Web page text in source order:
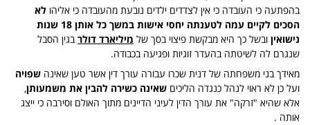
בהפתעה כי העובדה כי אין לצדדים ילדים נובעת מהעובדה כי אליהו לא
הסכים לקיים עמה לטענתה יחסי אישות במשך כל אותן 18 שנות
נישואין ובשל כך היא מבקשת פיצוי בסך של מיליארד דולרבגין הסבל
שנגרם לה לשיטתה בהעדר זוגיות ופגיעה בכבודה.
מאידך בני משפחתה של דנית שכרו עבורה עורך דין אשר טען שאינה שפויה
ועל כן לא ראוי לנהל כנגדה הליכים שאינה כשירה להבין את משמעותן,
אלא שהיא "זרקה" את עורך הדין לעיני הדיינים מתוך האולם וסירבה כי ייצג
אותה .